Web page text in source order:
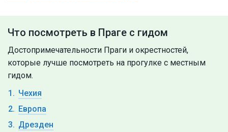
Что посмотреть в Праге с гидом
Достопримечательности Праги и окрестностей,
которые лучше посмотреть на прогулке с местным
гидом.
Чехия
Европа
Дрезден